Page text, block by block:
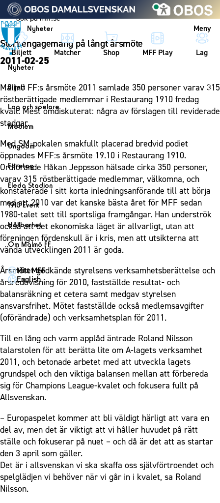
Vidare till innehållet
Nyheter Meny
Biljett Matcher Shop MFF Play Lag
Nyheter
Nyheter
Kalender
Biljett
Biljett
Årskort herr
Mitt MFF
Biljetter till bortamatcher
Biljettvillkor
Lag och spelare
Lag
Herrlaget
Spelare
Ledarstab
Damlaget
Spelare
Ledarstab
Medlem
Medlemskap i Malmö FF
Årsmöte 2026
Ungdom
MFF Ungdom
Sommarfotboll
Skånecupen
Fotbollsskolan
Fotbollsnätverket
P19
F19
P17
F17
Malmö Trophy
Företag
Bli företagspartner
Nätverket
Klubbstolar
Partner dam
Eleda Stadion
Eleda Stadion
Erics Bar & Restaurang
Matchdag på Eleda Stadion
MFF-museet & rundvandringar
1910 Event
1910 Event
Fest & Event
Konferens
Möte
Mässa
Sommarfest
Julshow
Vanliga frågor om 1910 Event
Hållbarhet
Hållbarhet
Himmelsblå framtid – en match för miljön
MFF i samhället
Laget för alla
Nattfotboll
Himmelsblå Tillsammans
Karriärakademin
Grundskolefotboll mot rasismer
Skolakademier
Fonder
Om Malmö FF
Kontakt
Press och media
Historik – herrlaget
Historik – damlaget
Närstående organisationer
Policydokument
Personuppgiftspolicy
Mitt MFF
English
Stort engagemang på långt årsmöte
2011-02-25
Malmö FF:s årsmöte 2011 samlade 350 personer varav 315
röstberättigade medlemmar i Restaurang 1910 fredag
kväll. Mest omdiskuterat: några av förslagen till reviderade
stadgar.
Med SM-pokalen smakfullt placerad bredvid podiet
öppnades MFF:s årsmöte 19.10 i Restaurang 1910.
Ordförande Håkan Jeppsson hälsade cirka 350 personer,
varav 315 röstberättigade medlemmar, välkomna, och
konstaterade i sitt korta inledningsanförande till att börja
med att 2010 var det kanske bästa året för MFF sedan
1980-talet sett till sportsliga framgångar. Han underströk
också att det ekonomiska läget är allvarligt, utan att
föreningen fördenskull är i kris, men att utsikterna att
vända utvecklingen 2011 är goda.
Årsmötet godkände styrelsens verksamhetsberättelse och
årsredovisning för 2010, fastställde resultat- och
balansräkning et cetera samt medgav styrelsen
ansvarsfrihet. Mötet fastställde också medlemsavgifter
(oförändrade) och verksamhetsplan för 2011.
Till en lång och varm applåd äntrade Roland Nilsson
talarstolen för att berätta lite om A-lagets verksamhet
2011, och betonade arbetet med att utveckla lagets
grundspel och den viktiga balansen mellan att förbereda
sig för Champions League-kvalet och fokusera fullt på
Allsvenskan.
– Europaspelet kommer att bli väldigt härligt att vara en
del av, men det är viktigt att vi håller huvudet på rätt
ställe och fokuserar på nuet – och då är det att as startar
den 3 april som gäller.
Det är i allsvenskan vi ska skaffa oss självförtroendet och
spelglädjen vi behöver när vi går in i kvalet, sa Roland
Nilsson.